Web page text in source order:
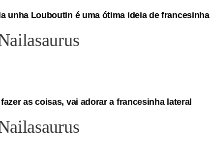
unha Louboutin é uma ótima ideia de francesinha
as coisas, vai adorar a francesinha lateral